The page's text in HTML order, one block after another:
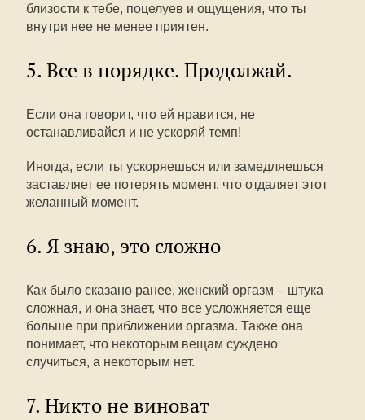
близости к тебе, поцелуев и ощущения, что ты
внутри нее не менее приятен.
5. Все в порядке. Продолжай.
Если она говорит, что ей нравится, не
останавливайся и не ускоряй темп!
Иногда, если ты ускоряешься или замедляешься
заставляет ее потерять момент, что отдаляет этот
желанный момент.
6. Я знаю, это сложно
Как было сказано ранее, женский оргазм – штука
сложная, и она знает, что все усложняется еще
больше при приближении оргазма. Также она
понимает, что некоторым вещам суждено
случиться, а некоторым нет.
7. Никто не виноват